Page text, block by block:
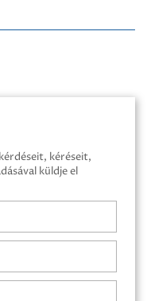
kéréseit,
küldje el